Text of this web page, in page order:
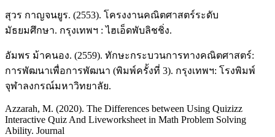
สุวร กาญจนยูร. (2553). โครงงานคณิตศาสตร์ระดับ
มัธยมศึกษา. กรุงเทพฯ : ไฮเอ็ดพับลิชชิ่ง.
อัมพร ม้าคนอง. (2559). ทักษะกระบวนการทางคณิตศาสตร์:
การพัฒนาเพื่อการพัฒนา (พิมพ์ครั้งที่ 3). กรุงเทพฯ: โรงพิมพ์
จุฬาลงกรณ์มหาวิทยาลัย.
Azzarah, M. (2020). The Differences between Using Quizizz
Interactive Quiz And Liveworksheet in Math Problem Solving
Ability. Journal